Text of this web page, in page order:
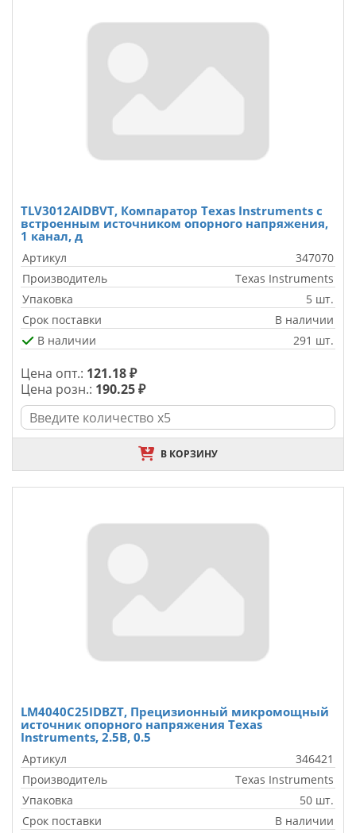
TLV3012AIDBVT, Компаратор Texas Instruments с
встроенным источником опорного напряжения,
1 канал, д
Артикул
347070
Производитель
Texas Instruments
Упаковка
5 шт.
Срок поставки
В наличии
В наличии
291 шт.
Цена опт.: 121.18 ₽
Цена розн.: 190.25 ₽
В КОРЗИНУ
LM4040C25IDBZT, Прецизионный микромощный
источник опорного напряжения Texas
Instruments, 2.5В, 0.5
Артикул
346421
Производитель
Texas Instruments
Упаковка
50 шт.
Срок поставки
В наличии